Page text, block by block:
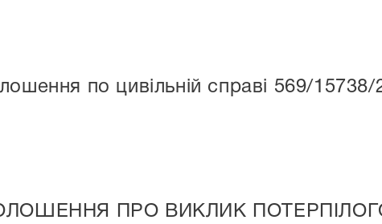
по цивільній справі 569/
ПРО ВИКЛИК